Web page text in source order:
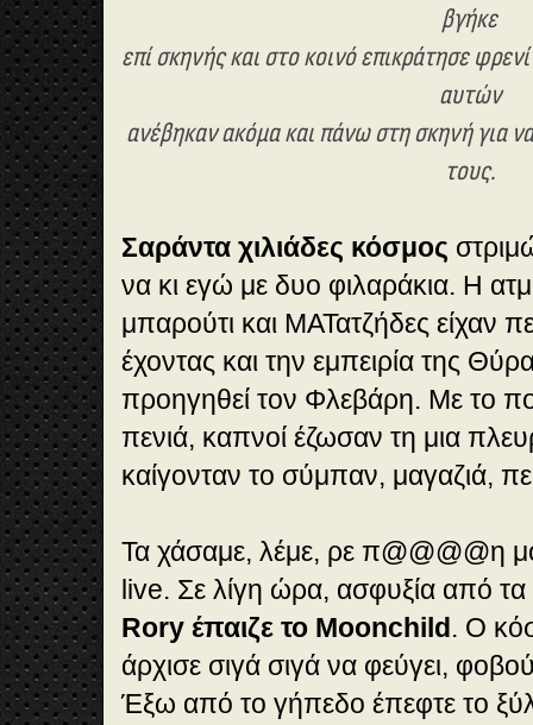
βγήκε
επί σκηνής και στο κοινό επικράτησε
αυτών
ανέβηκαν ακόμα και πάνω στη σκηνή για
τους.
Σαράντα χιλιάδες κόσμος
να κι εγώ με δυο φιλαράκια. Η
μπαρούτι και ΜΑΤατζήδες είχαν
έχοντας και την εμπειρία της
προηγηθεί τον Φλεβάρη. Με το
πενιά, καπνοί έζωσαν τη μια
καίγονταν το σύμπαν, μαγαζιά,
Τα χάσαμε, λέμε, ρε π@@@@η
live. Σε λίγη ώρα, ασφυξία από
Rory έπαιζε το Moonchild . O
άρχισε σιγά σιγά να φεύγει,
Έξω από το γήπεδο έπεφτε το